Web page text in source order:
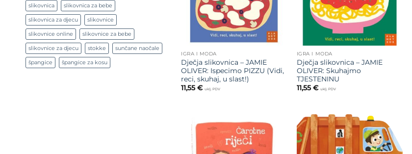
slikovnica slikovnica za bebe
slikovnica za djecu slikovnice
slikovnice online slikovnice za bebe
slikovnice za djecu stokke sunčane naočale
špangice špangice za kosu
IGRA I MODA
Dječja slikovnica – JAMIE
OLIVER: Ispecimo PIZZU (Vidi,
reci, skuhaj, u slast!)
11,55€ uklj. PDV
IGRA I MODA
Dječja slikovnica – JAMIE
OLIVER: Skuhajmo
TJESTENINU
11,55 € uklj. PDV
Dodajte
na listu
Dodajte
na listu
želja